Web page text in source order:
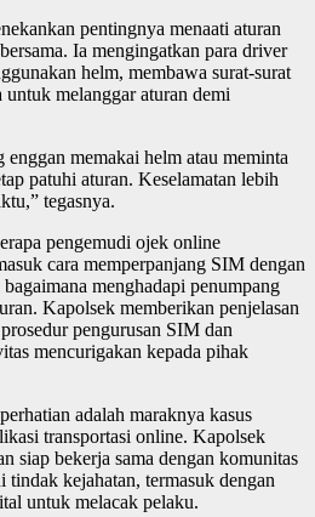
pentingnya menaati aturan
Ia mengingatkan para driver
helm, membawa surat-surat
melanggar aturan demi
enggan memakai helm atau meminta
patuhi aturan. Keselamatan lebih
tegasnya.
pengemudi ojek online
cara memperpanjang SIM dengan
menghadapi penumpang
Kapolsek memberikan penjelasan
pengurusan SIM dan
mencurigakan kepada pihak
adalah maraknya kasus
transportasi online. Kapolsek
siap bekerja sama dengan komunitas
tindak kejahatan, termasuk dengan
untuk melacak pelaku.